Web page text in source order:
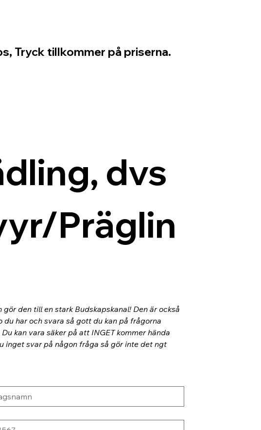
Tryck tillkommer på priserna.
dvs
Präglin
den till en stark Budskapskanal! Den är också
har och svara så gott du kan på frågorna
kan vara säker på att INGET kommer hända
inget svar på någon fråga så gör inte det ngt